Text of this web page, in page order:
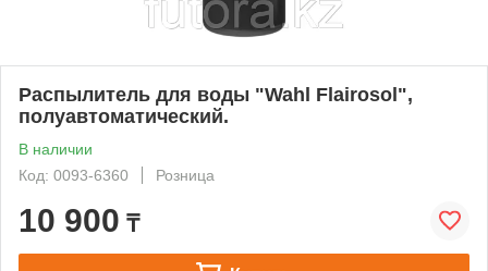
Распылитель для воды "Wahl Flairosol",
полуавтоматический.
В наличии
Код: 0093-6360
Розница
10 900 ₸